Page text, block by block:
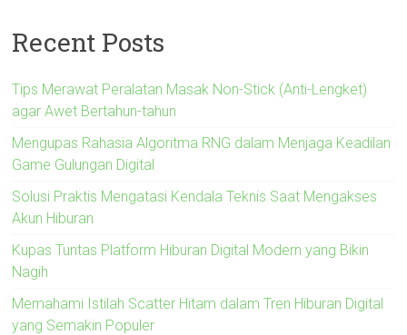
Recent Posts
Tips Merawat Peralatan Masak Non-Stick (Anti-Lengket)
agar Awet Bertahun-tahun
Mengupas Rahasia Algoritma RNG dalam Menjaga Keadilan
Game Gulungan Digital
Solusi Praktis Mengatasi Kendala Teknis Saat Mengakses
Akun Hiburan
Kupas Tuntas Platform Hiburan Digital Modern yang Bikin
Nagih
Memahami Istilah Scatter Hitam dalam Tren Hiburan Digital
yang Semakin Populer